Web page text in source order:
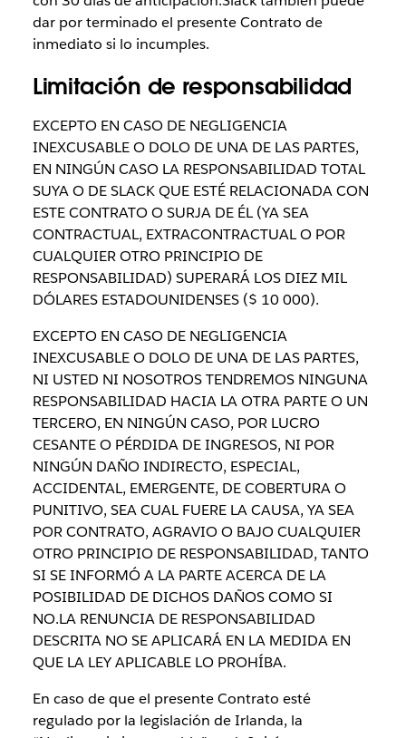
dar por terminado el presente Contrato de
inmediato si lo incumples.
Limitación de responsabilidad
EXCEPTO EN CASO DE NEGLIGENCIA
INEXCUSABLE O DOLO DE UNA DE LAS PARTES,
EN NINGÚN CASO LA RESPONSABILIDAD TOTAL
SUYA O DE SLACK QUE ESTÉ RELACIONADA CON
ESTE CONTRATO O SURJA DE ÉL (YA SEA
CONTRACTUAL, EXTRACONTRACTUAL O POR
CUALQUIER OTRO PRINCIPIO DE
RESPONSABILIDAD) SUPERARÁ LOS DIEZ MIL
DÓLARES ESTADOUNIDENSES ($ 10 000).
EXCEPTO EN CASO DE NEGLIGENCIA
INEXCUSABLE O DOLO DE UNA DE LAS PARTES,
NI USTED NI NOSOTROS TENDREMOS NINGUNA
RESPONSABILIDAD HACIA LA OTRA PARTE O UN
TERCERO, EN NINGÚN CASO, POR LUCRO
CESANTE O PÉRDIDA DE INGRESOS, NI POR
NINGÚN DAÑO INDIRECTO, ESPECIAL,
ACCIDENTAL, EMERGENTE, DE COBERTURA O
PUNITIVO, SEA CUAL FUERE LA CAUSA, YA SEA
POR CONTRATO, AGRAVIO O BAJO CUALQUIER
OTRO PRINCIPIO DE RESPONSABILIDAD, TANTO
SI SE INFORMÓ A LA PARTE ACERCA DE LA
POSIBILIDAD DE DICHOS DAÑOS COMO SI
NO.LA RENUNCIA DE RESPONSABILIDAD
DESCRITA NO SE APLICARÁ EN LA MEDIDA EN
QUE LA LEY APLICABLE LO PROHÍBA.
En caso de que el presente Contrato esté
regulado por la legislación de Irlanda, la